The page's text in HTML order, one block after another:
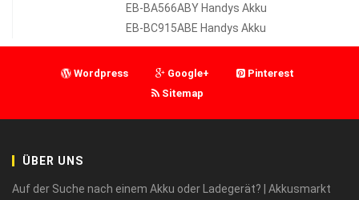
EB-BA566ABY Handys Akku
EB-BC915ABE Handys Akku
Wordpress Google+
Pinterest
Sitemap
ÜBER UNS
Auf der Suche nach einem Akku oder Ladegerät? | Akkusmarkt